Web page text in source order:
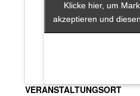
VERANSTALTUNGSORT
Klicke hier, um
akzeptieren und
Klicke hier, um
akzeptieren und